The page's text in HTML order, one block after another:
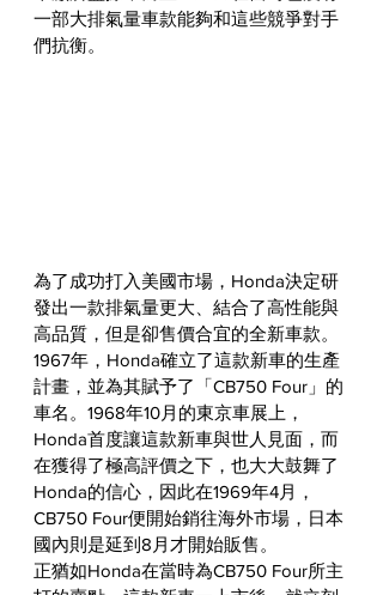
一部大排氣量車款能夠和這些競爭對手
們抗衡。
為了成功打入美國市場，Honda決定研
發出一款排氣量更大、結合了高性能與
高品質，但是卻售價合宜的全新車款。
1967年，Honda確立了這款新車的生產
計畫，並為其賦予了「CB750 Four」的
車名。1968年10月的東京車展上，
Honda首度讓這款新車與世人見面，而
在獲得了極高評價之下，也大大鼓舞了
Honda的信心，因此在1969年4月，
CB750 Four便開始銷往海外市場，日本
國內則是延到8月才開始販售。
正猶如Honda在當時為CB750 Four所主